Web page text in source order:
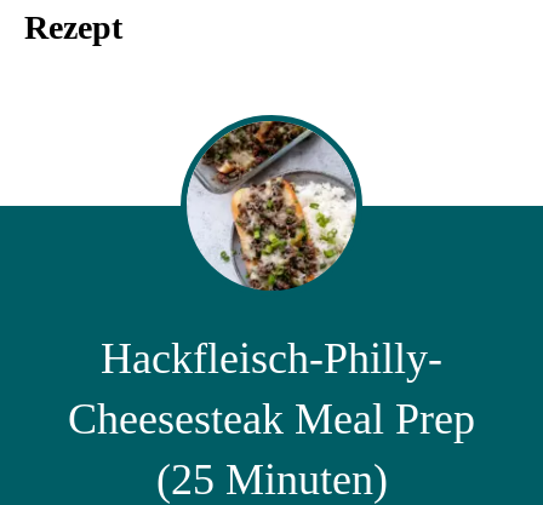
Rezept
Hackfleisch-Philly-
Cheesesteak Meal Prep
(25 Minuten)